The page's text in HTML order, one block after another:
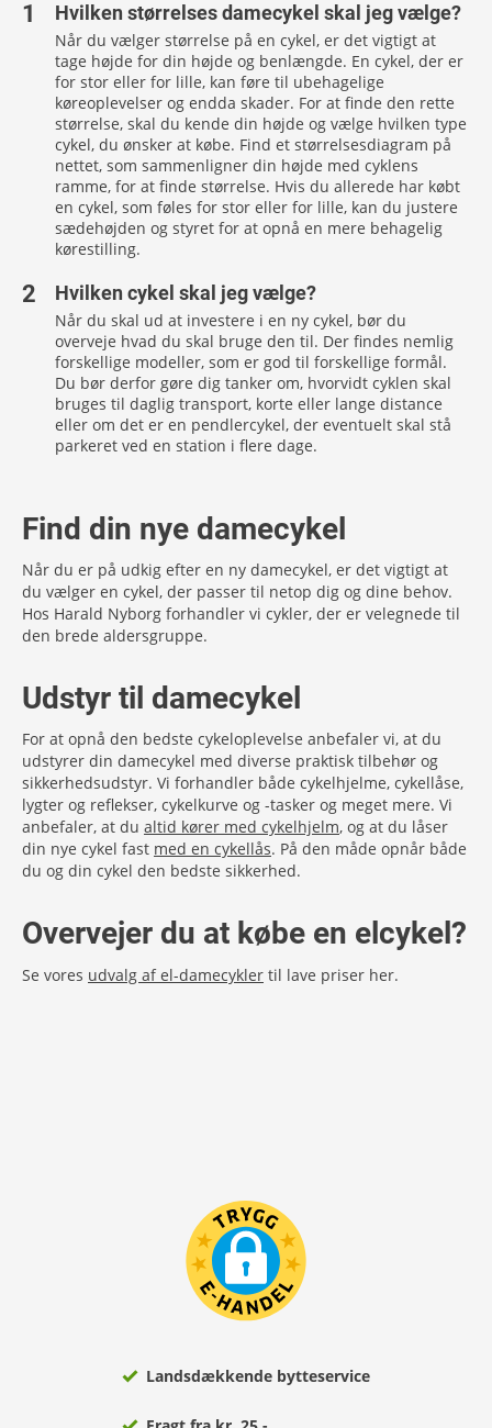
Hvilken størrelses damecykel skal jeg vælge?
Når du vælger størrelse på en cykel, er det vigtigt at
tage højde for din højde og benlængde. En cykel, der er
for stor eller for lille, kan føre til ubehagelige
køreoplevelser og endda skader. For at finde den rette
størrelse, skal du kende din højde og vælge hvilken type
cykel, du ønsker at købe. Find et størrelsesdiagram på
nettet, som sammenligner din højde med cyklens
ramme, for at finde størrelse. Hvis du allerede har købt
en cykel, som føles for stor eller for lille, kan du justere
sædehøjden og styret for at opnå en mere behagelig
kørestilling.
Hvilken cykel skal jeg vælge?
Når du skal ud at investere i en ny cykel, bør du
overveje hvad du skal bruge den til. Der findes nemlig
forskellige modeller, som er god til forskellige formål.
Du bør derfor gøre dig tanker om, hvorvidt cyklen skal
bruges til daglig transport, korte eller lange distance
eller om det er en pendlercykel, der eventuelt skal stå
parkeret ved en station i flere dage.
Find din nye damecykel
Når du er på udkig efter en ny damecykel, er det vigtigt at
du vælger en cykel, der passer til netop dig og dine behov.
Hos Harald Nyborg forhandler vi cykler, der er velegnede til
den brede aldersgruppe.
Udstyr til damecykel
For at opnå den bedste cykeloplevelse anbefaler vi, at du
udstyrer din damecykel med diverse praktisk tilbehør og
sikkerhedsudstyr. Vi forhandler både cykelhjelme, cykellåse,
lygter og reflekser, cykelkurve og -tasker og meget mere. Vi
anbefaler, at du altid kører med cykelhjelm, og at du låser
din nye cykel fast med en cykellås. På den måde opnår både
du og din cykel den bedste sikkerhed.
Overvejer du at købe en elcykel?
Se vores udvalg af el-damecykler til lave priser her.
Landsdækkende bytteservice